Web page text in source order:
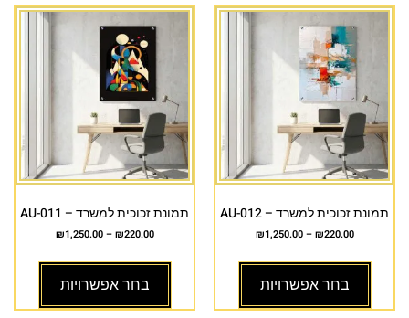
תמונת זכוכית למשרד – AU-012
₪220.00
–
₪1,250.00
בחר אפשרויות
תמונת זכוכית למשרד – AU-011
₪220.00
–
₪1,250.00
בחר אפשרויות